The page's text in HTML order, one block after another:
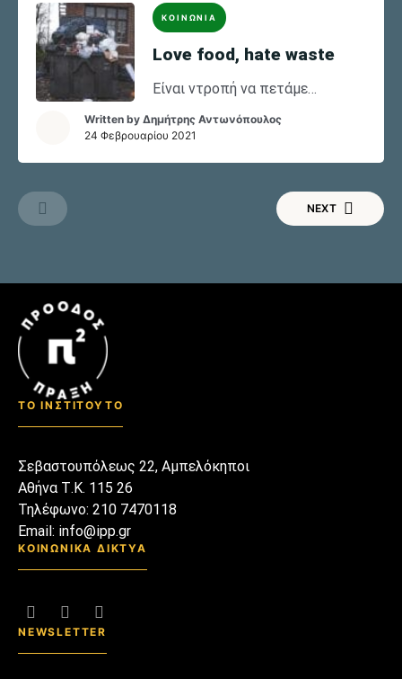
ΚΟΙΝΩΝΙΑ
Love food, hate waste
Είναι ντροπή να πετάμε
τροφής που παράγουμε
(800 εκατομμύρια δηλαδή) στη
Γή πηγαίνει για ύπνο το βράδυ
του γευσιγνώστη Δημήτρη
Written by Δημήτρης Αντωνόπουλος
24 Φεβρουαρίου 2021
NEXT
ΤΟ ΙΝΣΤΙΤΟΥΤΟ
Σεβαστουπόλεως 22, Αμπελόκηποι
Αθήνα Τ.Κ. 115 26
Τηλέφωνο: 210 7470118
Email: info@ipp.gr
ΚΟΙΝΩΝΙΚΑ ΔΙΚΤΥΑ
NEWSLETTER